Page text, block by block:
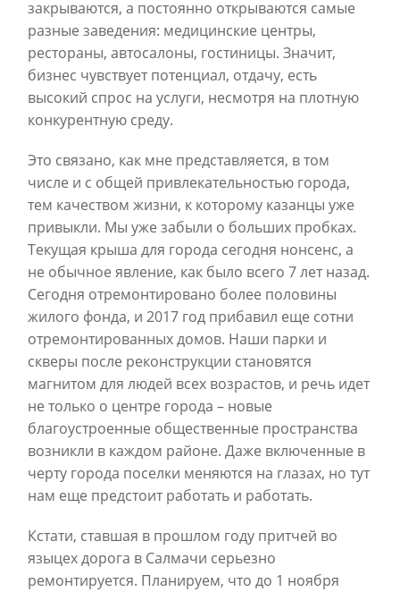
закрываются, а постоянно открываются самые
разные заведения: медицинские центры,
рестораны, автосалоны, гостиницы. Значит,
бизнес чувствует потенциал, отдачу, есть
высокий спрос на услуги, несмотря на плотную
конкурентную среду.
Это связано, как мне представляется, в том
числе и с общей привлекательностью города,
тем качеством жизни, к которому казанцы уже
привыкли. Мы уже забыли о больших пробках.
Текущая крыша для города сегодня нонсенс, а
не обычное явление, как было всего 7 лет назад.
Сегодня отремонтировано более половины
жилого фонда, и 2017 год прибавил еще сотни
отремонтированных домов. Наши парки и
скверы после реконструкции становятся
магнитом для людей всех возрастов, и речь идет
не только о центре города – новые
благоустроенные общественные пространства
возникли в каждом районе. Даже включенные в
черту города поселки меняются на глазах, но тут
нам еще предстоит работать и работать.
Кстати, ставшая в прошлом году притчей во
языцех дорога в Салмачи серьезно
ремонтируется. Планируем, что до 1 ноября